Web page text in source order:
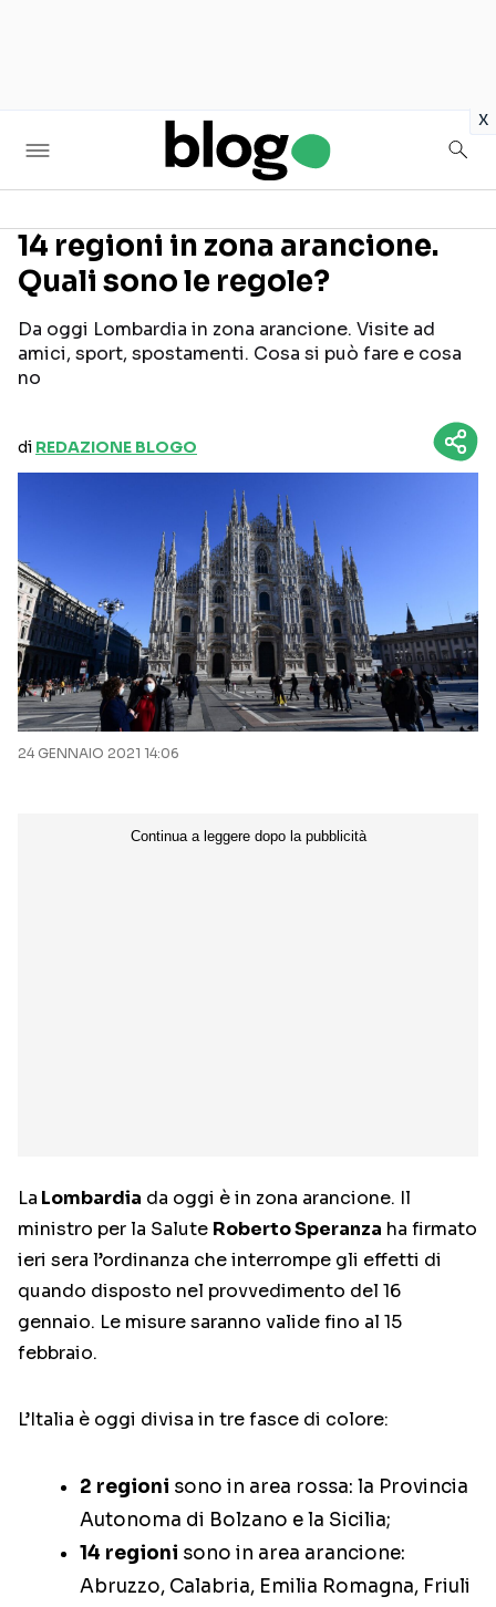
x
Seguici sui social
14 regioni in zona arancione.
Quali sono le regole?
Da oggi Lombardia in zona arancione. Visite ad
amici, sport, spostamenti. Cosa si può fare e cosa
no
di REDAZIONE BLOGO
24 GENNAIO 2021 14:06
La Lombardia da oggi è in zona arancione. Il
ministro per la Salute Roberto Speranza ha firmato
ieri sera l’ordinanza che interrompe gli effetti di
quando disposto nel provvedimento del 16
gennaio. Le misure saranno valide fino al 15
febbraio.
L’Italia è oggi divisa in tre fasce di colore:
2 regioni sono in area rossa: la Provincia
Autonoma di Bolzano e la Sicilia;
14 regioni sono in area arancione:
Abruzzo, Calabria, Emilia Romagna, Friuli